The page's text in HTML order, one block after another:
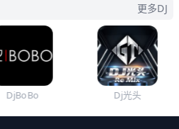
更多DJ
DjBoBo Dj光头